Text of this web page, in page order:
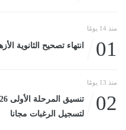
منذ 14 يومًا
01 انتهاء تصحيح الثانوية
منذ 13 يومًا
02
لتسجيل الرغبات مجانا